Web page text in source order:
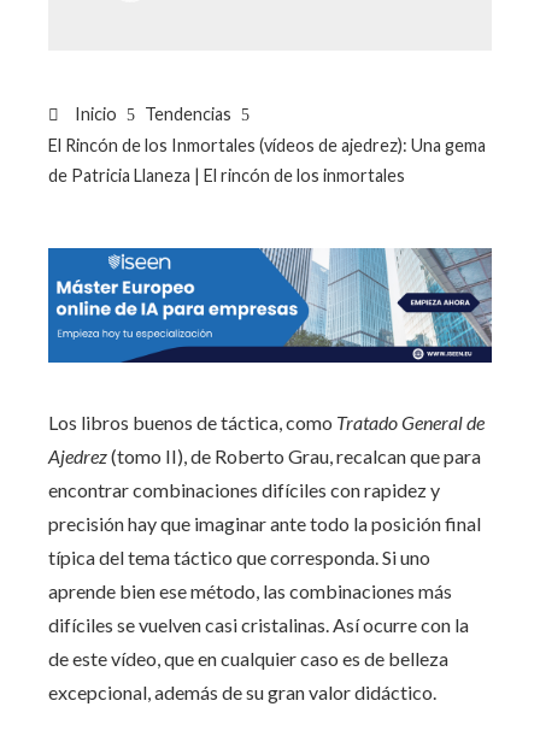
Inicio
Tendencias
El Rincón de los Inmortales (vídeos de ajedrez): Una gema
de Patricia Llaneza | El rincón de los inmortales
Los libros buenos de táctica, como Tratado General de
Ajedrez(tomo II), de Roberto Grau, recalcan que para
encontrar combinaciones difíciles con rapidez y
precisión hay que imaginar ante todo la posición final
típica del tema táctico que corresponda. Si uno
aprende bien ese método, las combinaciones más
difíciles se vuelven casi cristalinas. Así ocurre con la
de este vídeo, que en cualquier caso es de belleza
excepcional, además de su gran valor didáctico.